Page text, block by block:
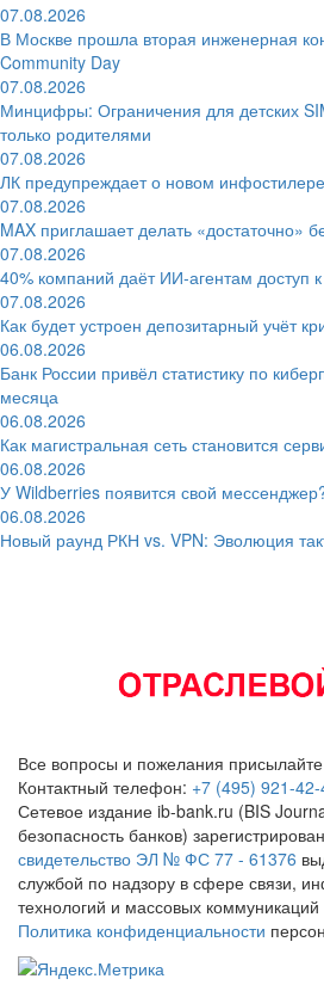
07.08.2026
В Москве прошла вторая инженерная
Community Day
07.08.2026
Минцифры: Ограничения для детских
только родителями
07.08.2026
ЛК предупреждает о новом
07.08.2026
MAX приглашает делать «достаточно»
07.08.2026
40% компаний даёт ИИ‑агентам доступ
07.08.2026
Как будет устроен депозитарный учёт
06.08.2026
Банк России привёл статистику по
месяца
06.08.2026
Как магистральная сеть становится
06.08.2026
У Wildberries появится свой
06.08.2026
Новый раунд РКН vs. VPN: Эволюция
Все вопросы и пожелания
Контактный телефон: +7 (495) 921-
Сетевое издание ib-bank.ru (BIS
безопасность банков)
свидетельство ЭЛ № ФС 77 - 61376
службой по надзору в сфере связи,
технологий и массовых
Политика конфиденциальности